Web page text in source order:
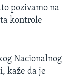
pozivamo na
kontrole
Nacionalnog
kaže da je